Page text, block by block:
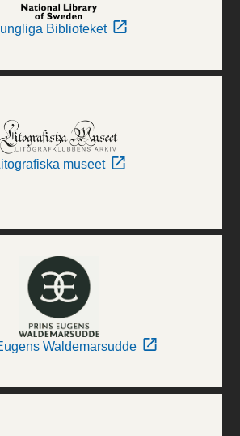
Biblioteket
museet
Waldemarsudde